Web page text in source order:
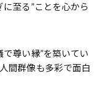
至る”ことを心から
尊い縁”を築いてい
間群像も多彩で面白